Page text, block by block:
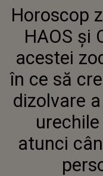
Horoscop
HAOS și
acestei
în ce să
dizolvare
atunci